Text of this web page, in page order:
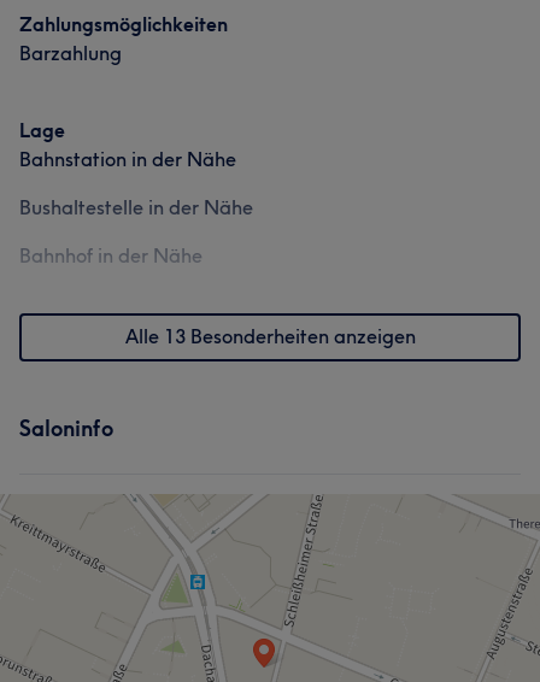
Zahlungsmöglichkeiten
Barzahlung
Lage
Bahnstation in der Nähe
Bushaltestelle in der Nähe
Bahnhof in der Nähe
Alle 13 Besonderheiten anzeigen
Saloninfo